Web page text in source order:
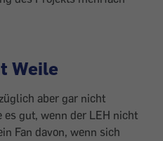
Weile
aber gar nicht
gut, wenn der LEH nicht
Fan davon, wenn sich